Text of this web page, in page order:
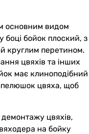
основним видом
боці бойок плоский, з
круглим перетином.
цвяхів та інших
має клиноподібний
цвяха, щоб
цвяхів,
на бойку